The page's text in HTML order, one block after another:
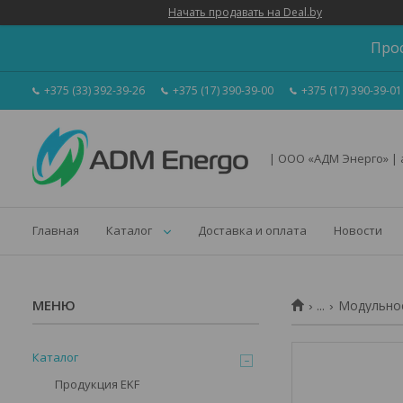
Начать продавать на Deal.by
+375 (33) 392-39-26 +375 (17) 390-39-00 +375 (17) 390-39-01
| ООО «АДМ Энерго» |
Главная Каталог Доставка и оплата Новости
...
Каталог
Продукция EKF